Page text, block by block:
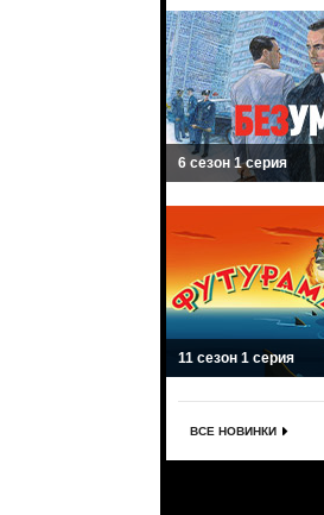
6 сезон 1 серия
11 сезон 1 серия
ВСЕ НОВИНКИ